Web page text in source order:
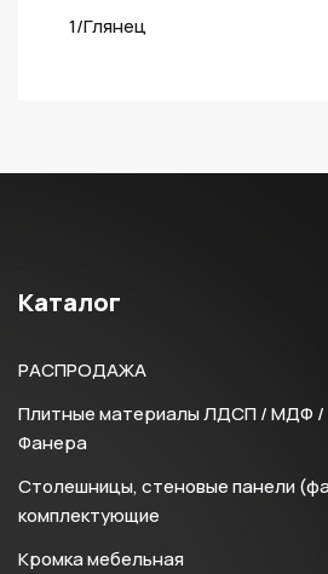
1/Глянец
Каталог
РАСПРОДАЖА
Плитные материалы ЛДСП / МДФ
Фанера
Столешницы, стеновые панели
комплектующие
Кромка мебельная